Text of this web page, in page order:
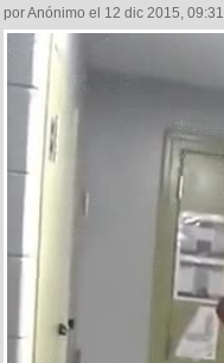
por Anónimo el 12 dic 2015, 09:31